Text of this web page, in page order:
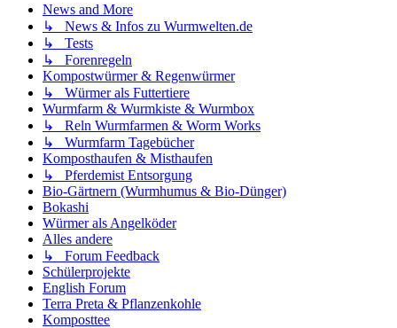
News and More
↳ News & Infos zu Wurmwelten.de
↳ Tests
↳ Forenregeln
Kompostwürmer & Regenwürmer
↳ Würmer als Futtertiere
Wurmfarm & Wurmkiste & Wurmbox
↳ Reln Wurmfarmen & Worm Works
↳ Wurmfarm Tagebücher
Komposthaufen & Misthaufen
↳ Pferdemist Entsorgung
Bio-Gärtnern (Wurmhumus & Bio-Dünger)
Bokashi
Würmer als Angelköder
Alles andere
↳ Forum Feedback
Schülerprojekte
English Forum
Terra Preta & Pflanzenkohle
Komposttee